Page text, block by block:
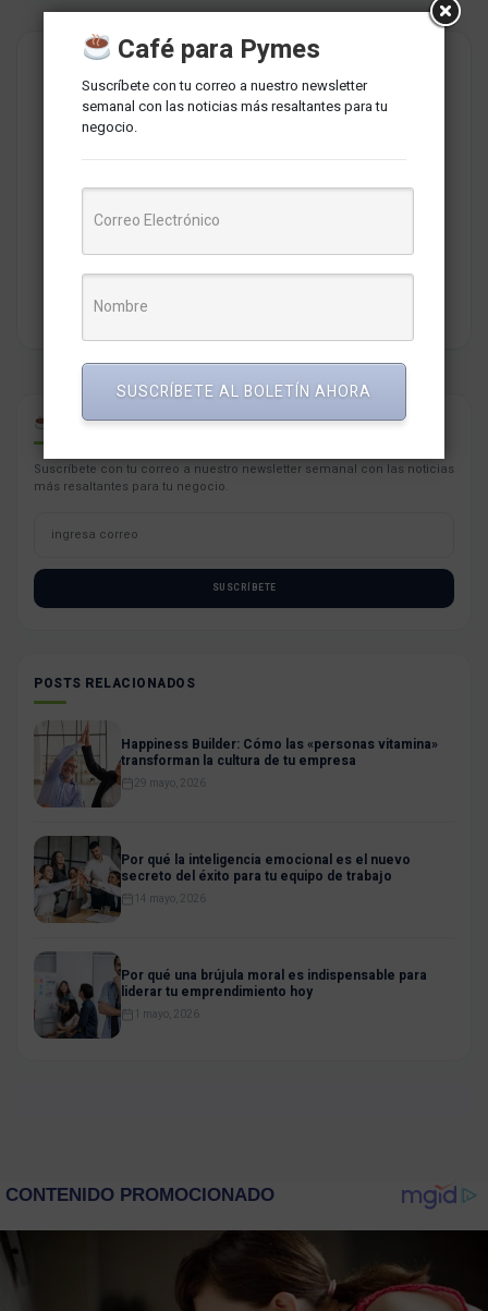
Redaccion MarketNews
Somos un medio de comunicación peruano cuyo objetivo es
brindar una selección de contenidos relevantes sobre
marketing, comunicaciones, liderazgo, tecnología y negocios
para PYMES esperando contribuir a su crecimiento.
CAFÉ PARA PYMES
Suscríbete con tu correo a nuestro newsletter semanal con las noticias
más resaltantes para tu negocio.
SUSCRÍBETE
POSTS RELACIONADOS
Happiness Builder: Cómo las «personas vitamina»
transforman la cultura de tu empresa
29 mayo, 2026
Por qué la inteligencia emocional es el nuevo
secreto del éxito para tu equipo de trabajo
14 mayo, 2026
Por qué una brújula moral es indispensable para
liderar tu emprendimiento hoy
1 mayo, 2026
Café para Pymes
Suscríbete con tu correo a nuestro newsletter
semanal con las noticias más resaltantes para tu
negocio.
SUSCRÍBETE AL BOLETÍN AHORA